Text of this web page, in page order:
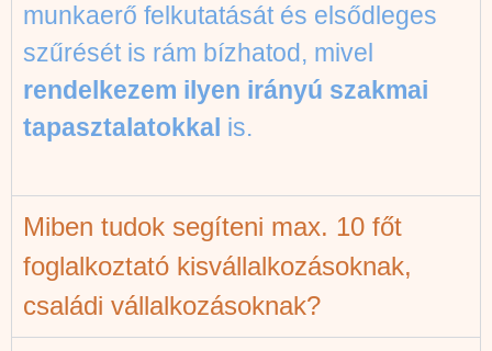
munkaerő felkutatását és elsődleges
szűrését is rám bízhatod, mivel
rendelkezem ilyen irányú szakmai
tapasztalatokkal is.
Miben tudok segíteni max. 10 főt
foglalkoztató kisvállalkozásoknak,
családi vállalkozásoknak?